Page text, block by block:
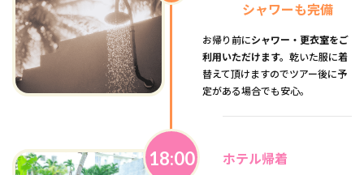
シャワーも完備
お帰り前にシャワー・更衣室をご
利用いただけます。 乾いた服に着
替えて頂けますのでツアー後に予
定がある場合でも安心。
18:00 ホテル帰着